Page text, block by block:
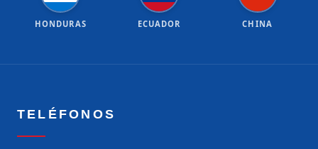
HONDURAS ECUADOR CHINA
TELÉFONOS